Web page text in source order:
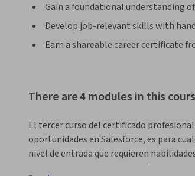
Gain a foundational understanding
Develop job-relevant skills with
Earn a shareable career certificate
There are 4 modules in this
El tercer curso del certificado profesional
oportunidades en Salesforce, es para
nivel de entrada que requieren
en operaciones de ventas, y cómo usar